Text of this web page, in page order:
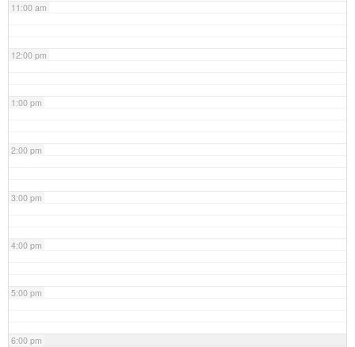
11:00 am
12:00 pm
1:00 pm
2:00 pm
3:00 pm
4:00 pm
5:00 pm
6:00 pm